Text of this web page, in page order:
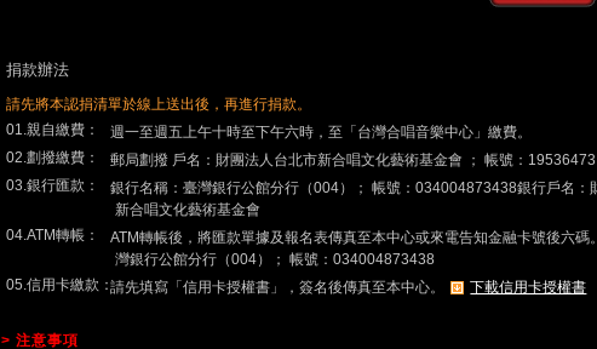
捐款辦法
請先將本認捐清單於線上送出後，再進行捐款。
01.親自繳費：
週一至週五上午十時至下午六時，至「台灣合唱音樂中心」繳費。
02.劃撥繳費：
郵局劃撥 戶名：財團法人台北市新合唱文化藝術基金會 ； 帳號：19536473
03.銀行匯款：
銀行名稱：臺灣銀行公館分行（004）； 帳號：034004873438銀行戶名：
新合唱文化藝術基金會
04.ATM轉帳：
ATM轉帳後，將匯款單據及報名表傳真至本中心或來電告知金融卡號後六碼
灣銀行公館分行（004）； 帳號：034004873438
05.信用卡繳款：請先填寫「信用卡授權書」，簽名後傳真至本中心。 下載信用卡授權書
> 注意事項